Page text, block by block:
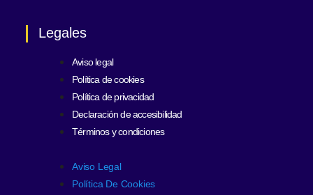
Legales
Aviso legal
Política de cookies
Política de privacidad
Declaración de accesibilidad
Términos y condiciones
Aviso Legal
Política De Cookies